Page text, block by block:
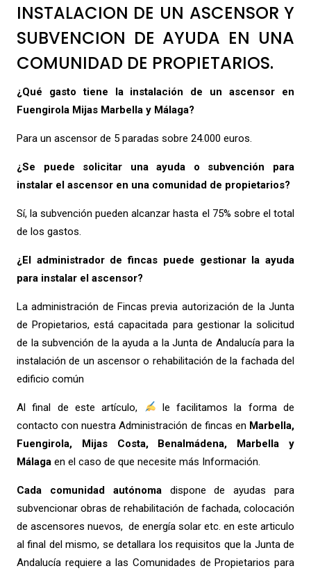
INSTALACION DE UN ASCENSOR Y
SUBVENCION DE AYUDA EN UNA
COMUNIDAD DE PROPIETARIOS.
¿Qué gasto tiene la instalación de un ascensor en
Fuengirola Mijas Marbella y Málaga?
Para un ascensor de 5 paradas sobre 24.000 euros.
¿Se puede solicitar una ayuda o subvención para
instalar el ascensor en una comunidad de propietarios?
Sí, la subvención pueden alcanzar hasta el 75% sobre el total
de los gastos.
¿El administrador de fincas puede gestionar la ayuda
para instalar el ascensor?
La administración de Fincas previa autorización de la Junta
de Propietarios, está capacitada para gestionar la solicitud
de la subvención de la ayuda a la Junta de Andalucía para la
instalación de un ascensor o rehabilitación de la fachada del
edificio común
Al final de este artículo,
le facilitamos la forma de
contacto con nuestra Administración de fincas en Marbella,
Fuengirola, Mijas Costa, Benalmádena, Marbella y
Málagaen el caso de que necesite más Información.
Cada comunidad autónomadispone de ayudas para
subvencionar obras de rehabilitación de fachada, colocación
de ascensores nuevos, de energía solar etc. en este articulo
al final del mismo, se detallara los requisitos que la Junta de
Andalucía requiere a las Comunidades de Propietarios para